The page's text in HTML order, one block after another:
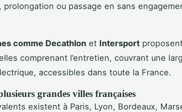
ou passage en sans
comme Decathlon et Intersport
comprenant l’entretien, couvrant une
accessibles dans toute la France.
grandes villes françaises
existent à Paris, Lyon, Bordeaux,